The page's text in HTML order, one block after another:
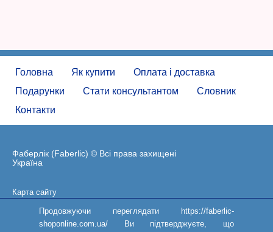
Головна Як купити
Оплата і доставка
Подарунки
Стати консультантом
Словник
Контакти
Фаберлік (Faberlic) © Всі права захищені
Україна
Карта сайту
Продовжуючи переглядати https://faberlic-
shoponline.com.ua/ Ви підтверджуєте, що